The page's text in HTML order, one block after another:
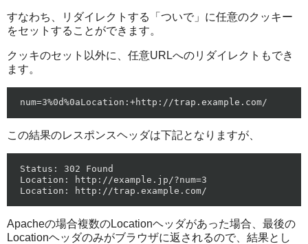
すなわち、リダイレクトする「ついで」に任意のクッキー
をセットすることができます。
クッキのセット以外に、任意URLへのリダイレクトもでき
ます。
この結果のレスポンスヘッダは下記となりますが、
Status: 302 Found
Location: http://example.jp/?num=3
Apacheの場合複数のLocationヘッダがあった場合、最後の
Locationヘッダのみがブラウザに返されるので、結果とし